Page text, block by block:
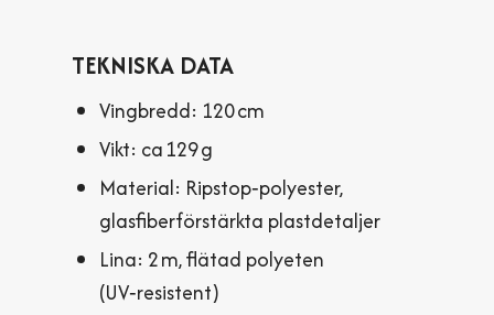
TEKNISKA DATA
Vingbredd: 120 cm
Vikt: ca 129 g
Material: Ripstop‑polyester,
glasfiberförstärkta plastdetaljer
Lina: 2 m, flätad polyeten
(UV‑resistent)